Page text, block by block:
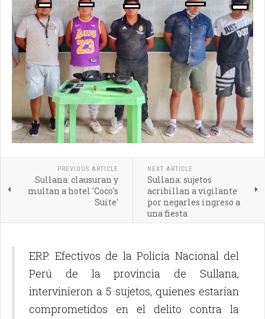
PREVIOUS ARTICLE
Sullana: clausuran y
multan a hotel 'Coco's
Suite'
NEXT ARTICLE
Sullana: sujetos
acribillan a vigilante
por negarles ingreso a
una fiesta
ERP. Efectivos de la Policía Nacional del
Perú de la provincia de Sullana,
intervinieron a 5 sujetos, quienes estarían
comprometidos en el delito contra la